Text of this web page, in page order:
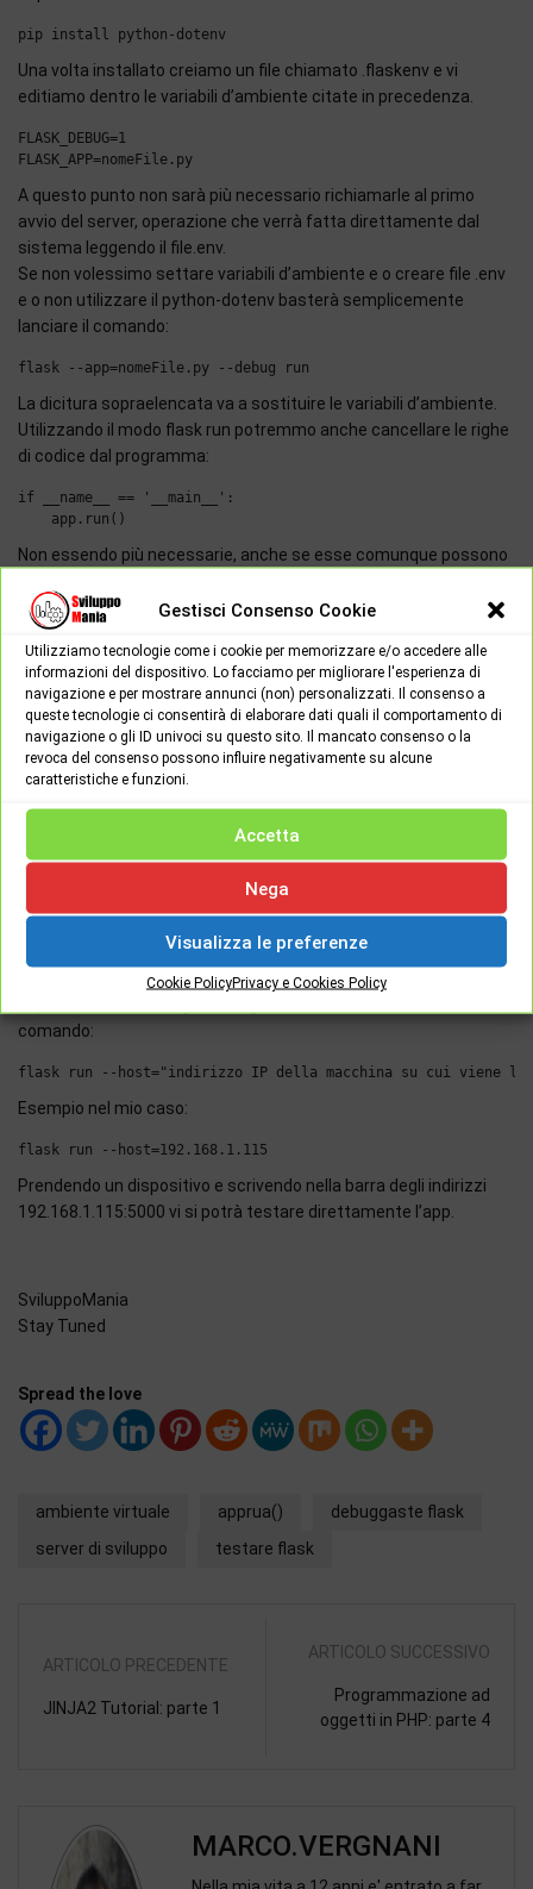
Gestisci Consenso Cookie
Utilizziamo tecnologie come i cookie per memorizzare e/o accedere alle
informazioni del dispositivo. Lo facciamo per migliorare l'esperienza di
navigazione e per mostrare annunci (non) personalizzati. Il consenso a
queste tecnologie ci consentirà di elaborare dati quali il comportamento di
navigazione o gli ID univoci su questo sito. Il mancato consenso o la
revoca del consenso possono influire negativamente su alcune
caratteristiche e funzioni.
Accetta
Nega
Visualizza le preferenze
Cookie PolicyPrivacy e Cookies Policy
Una volta installato creiamo un file chiamato .flaskenv e vi
editiamo dentro le variabili d’ambiente citate in precedenza.
FLASK_DEBUG=1
A questo punto non sarà più necessario richiamarle al primo
avvio del server, operazione che verrà fatta direttamente dal
sistema leggendo il file.env.
Se non volessimo settare variabili d’ambiente e o creare file .env
e o non utilizzare il python-dotenv basterà semplicemente
lanciare il comando:
La dicitura sopraelencata va a sostituire le variabili d’ambiente.
Utilizzando il modo flask run potremmo anche cancellare le righe
di codice dal programma:
if __name__ == '__main__':
Non essendo più necessarie, anche se esse comunque possono
Conclusioni
Non c’è gran differenza se usare un modo o un’altro per eseguire
il server di sviluppo, vanno bene entrambi in egual modo anche se
il team del progetto Flask raccomanda di usare l’opzione flask
run. La scelta rimane comunque alla discrezione dello
sviluppatore in funzione del proprio contesto. L’unica cosa che si
problemi di ricaricamento pagina dopo una modifica. Ovviamente
questi modi vanno bene solo in fase di sviluppo e non in face di
produzione. Per una distribuzione di produzione utilizzare un
server Web pronto per la produzione come gunicorn o uWSGI.
Se volessimo vedere girare l’applicazione su altri dispositivi oltre
comando:
Esempio nel mio caso:
Prendendo un dispositivo e scrivendo nella barra degli indirizzi
192.168.1.115:5000 vi si potrà testare direttamente l’app.
SviluppoMania
Stay Tuned
Spread the love
ambiente virtuale apprua()
debuggaste flask
server di sviluppo
testare flask
ARTICOLO PRECEDENTE
JINJA2 Tutorial: parte 1
ARTICOLO SUCCESSIVO
Programmazione ad
oggetti in PHP: parte 4
MARCO.VERGNANI